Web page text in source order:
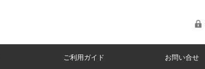
ご利用ガイド お問い合せ